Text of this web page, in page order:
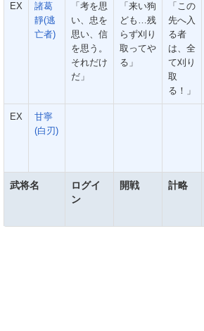
武将名
ログイ
ン
開戦 計略
EX
諸葛
靜(逃
亡者)
「考を思
い、忠を
思い、信
を思う。
それだけ
だ」
「来い狗
ども…残
らず刈り
取ってや
る」
「この
先へ入
る者
は、全
て刈り
取
る！」
EX
甘寧
(白刃)